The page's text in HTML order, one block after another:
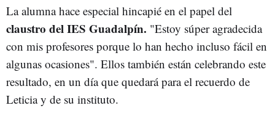
La alumna hace especial hincapié en el papel del
claustro del IES Guadalpín. "Estoy súper agradecida
con mis profesores porque lo han hecho incluso fácil en
algunas ocasiones". Ellos también están celebrando este
resultado, en un día que quedará para el recuerdo de
Leticia y de su instituto.